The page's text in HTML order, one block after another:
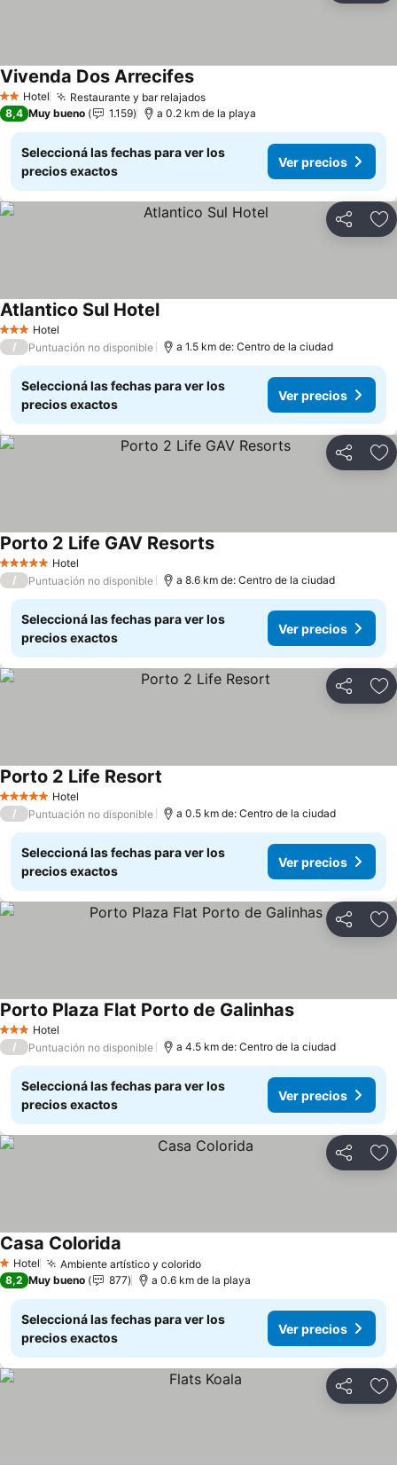
2 Estrellas
Hotel Restaurante y bar relajados
Vivenda Dos Arrecifes
8,4 Muy bueno 1.159 a 0.2 km de la playa
Seleccioná las fechas para ver los
precios exactos
Ver precios
Compartir
3 Estrellas
Hotel
Atlantico Sul Hotel
/ Puntuación no disponible a 1.5 km de: Centro de la ciudad
Seleccioná las fechas para ver los
precios exactos
Ver precios
Compartir
5 Estrellas Hotel
Porto 2 Life GAV Resorts
/ Puntuación no disponible a 8.6 km de: Centro de la ciudad
Seleccioná las fechas para ver los
precios exactos
Ver precios
Compartir
5 Estrellas Hotel
Porto 2 Life Resort
/ Puntuación no disponible a 0.5 km de: Centro de la ciudad
Seleccioná las fechas para ver los
precios exactos
Ver precios
Compartir
3 Estrellas
Hotel
Porto Plaza Flat Porto de Galinhas
/ Puntuación no disponible a 4.5 km de: Centro de la ciudad
Seleccioná las fechas para ver los
precios exactos
Ver precios
Compartir
1 Estrellas
Hotel Ambiente artístico y colorido
Casa Colorida
8,2 Muy bueno 877 a 0.6 km de la playa
Seleccioná las fechas para ver los
precios exactos
Ver precios
Compartir